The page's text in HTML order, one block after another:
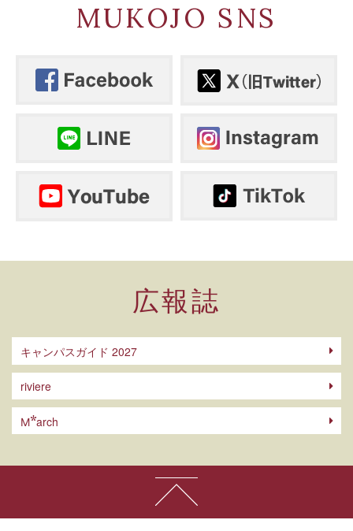
MUKOJO SNS
広報誌
キャンパスガイド 2027
riviere
M arch